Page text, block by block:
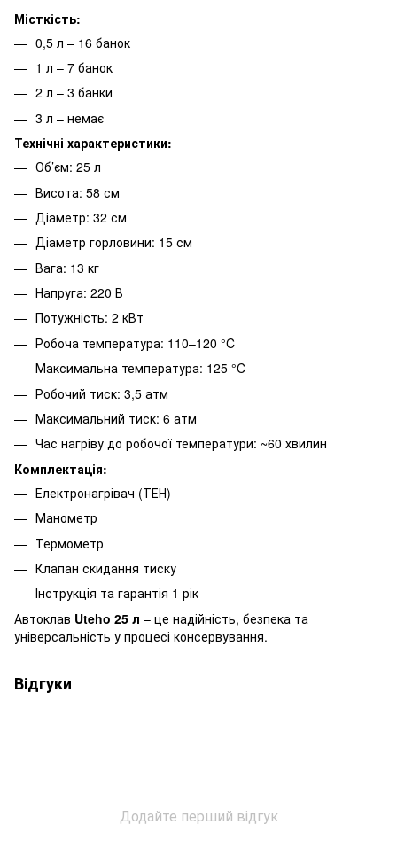
Місткість:
0,5 л – 16 банок
1 л – 7 банок
2 л – 3 банки
3 л – немає
Технічні характеристики:
Об’єм: 25 л
Висота: 58 см
Діаметр: 32 см
Діаметр горловини: 15 см
Вага: 13 кг
Напруга: 220 В
Потужність: 2 кВт
Робоча температура: 110–120 °C
Максимальна температура: 125 °C
Робочий тиск: 3,5 атм
Максимальний тиск: 6 атм
Час нагріву до робочої температури: ~60 хвилин
Комплектація:
Електронагрівач (ТЕН)
Манометр
Термометр
Клапан скидання тиску
Інструкція та гарантія 1 рік
Автоклав Uteho 25 л – це надійність, безпека та
універсальність у процесі консервування.
Відгуки
Додайте перший відгук